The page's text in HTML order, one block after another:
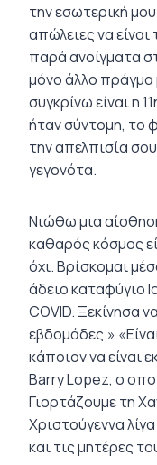
την εσωτερική
απώλειες να
παρά ανοίγματα
μόνο άλλο
συγκρίνω είναι η
ήταν σύντομη, το
την απελπισία
γεγονότα.
Νιώθω μια
καθαρός κόσμος
όχι. Βρίσκομαι
άδειο καταφύγιο
COVID. Ξεκίνησα
εβδομάδες.»
κάποιον να είναι
Barry Lopez, ο
Γιορτάζουμε τη
Χριστούγεννα
και τις μητέρες